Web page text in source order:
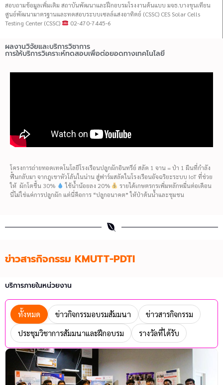
สอบถามข้อมูลเพิ่มเติม สถาบันพัฒนาและฝึกอบรมโรงงานต้นแบบ มจธ.บางขุนเทียน
ศูนย์พัฒนามาตรฐานและทดสอบระบบเซลล์แสงอาทิตย์ (CSSC) CES Solar Cells
Testing Center (CSSC)
02-470-7445-6
ผลงานวิจัยและบริการวิชาการ
การให้บริการวิเคราะห์ทดสอบเพื่อต่อยอดทางเทคโนโลยี
โครงการถ่ายทอดเทคโนโลยีโรงเรือนปลูกผักอินทรีย์ สลัด 1 จาน = ป่า 1 ผืนที่กำลัง
ฟื้นกลับมา จากภูเขาหัวโล้นในน่าน สู่ฟาร์มสลัดในโรงเรือนอัจฉริยะระบบ IoT ที่ช่วย
ให้ ผักโตขึ้น 30%
ใช้น้ำน้อยลง 20%
รายได้เกษตรกรเพิ่มหลักหมื่นต่อเดือน
นี่ไม่ใช่แค่การปลูกผัก แต่นี่คือการ “ปลูกอนาคต” ให้ป่าต้นน้ำและชุมชน
ข่าวสารกิจกรรม KMUTT-PDTI
บริการภายในหน่วยงาน
ทั้งหมด ข่าวกิจกรรมอบรมสัมมนา
ข่าวสารกิจกรรม
ประชุมวิชาการสัมมนาและฝึกอบรม
รางวัลที่ได้รับ